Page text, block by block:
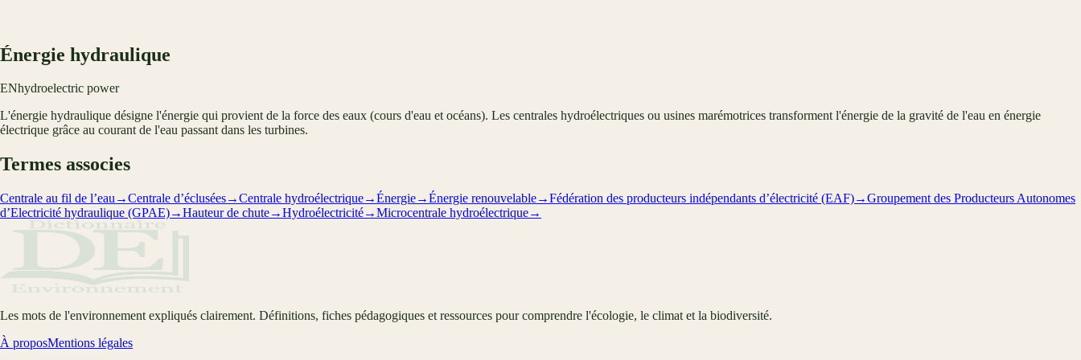
Énergie hydraulique
ENhydroelectric power
L'énergie hydraulique désigne l'énergie qui provient de la force des eaux (cours d'eau et océans). Les centrales hydroélectriques ou usines marémotrices transforment l'énergie de la gravité de l'eau en énergie
électrique grâce au courant de l'eau passant dans les turbines.
Termes associes
Centrale au fil de l’eau →Centrale d’éclusées→Centrale hydroélectrique→Énergie→Énergie renouvelable→Fédération des producteurs indépendants d’électricité (EAF)→Groupement des Producteurs Autonomes
d’Electricité hydraulique (GPAE)→Hauteur de chute→Hydroélectricité→Microcentrale hydroélectrique→
Les mots de l'environnement expliqués clairement. Définitions, fiches pédagogiques et ressources pour comprendre l'écologie, le climat et la biodiversité.
À proposMentions légales